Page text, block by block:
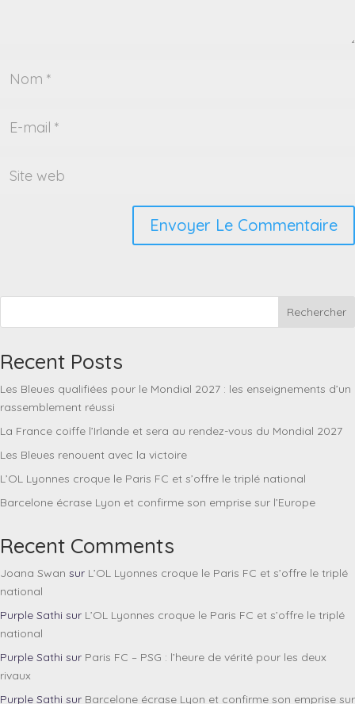
Rechercher
Recent Posts
Les Bleues qualifiées pour le Mondial 2027 : les enseignements d’un
rassemblement réussi
La France coiffe l’Irlande et sera au rendez-vous du Mondial 2027
Les Bleues renouent avec la victoire
L’OL Lyonnes croque le Paris FC et s’offre le triplé national
Barcelone écrase Lyon et confirme son emprise sur l’Europe
Recent Comments
Joana Swan sur L’OL Lyonnes croque le Paris FC et s’offre le triplé
national
Purple Sathi sur L’OL Lyonnes croque le Paris FC et s’offre le triplé
national
Purple Sathi sur Paris FC – PSG : l’heure de vérité pour les deux
rivaux
Purple Sathi sur Barcelone écrase Lyon et confirme son emprise sur